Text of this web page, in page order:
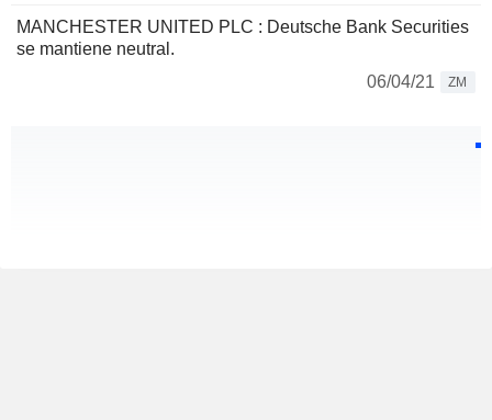
MANCHESTER UNITED PLC : Deutsche Bank Securities
se mantiene neutral.
06/04/21
ZM